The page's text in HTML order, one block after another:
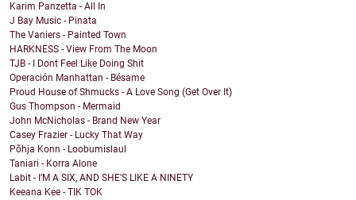
Karim Panzetta - All In
J Bay Music - Pinata
The Vaniers - Painted Town
HARKNESS - View From The Moon
TJB - I Dont Feel Like Doing Shit
Operación Manhattan - Bésame
Proud House of Shmucks - A Love Song (Get Over It)
Gus Thompson - Mermaid
John McNicholas - Brand New Year
Casey Frazier - Lucky That Way
Põhja Konn - Loobumislaul
Taniari - Korra Alone
Labit - I’M A SIX, AND SHE'S LIKE A NINETY
Keeana Kee - TIK TOK